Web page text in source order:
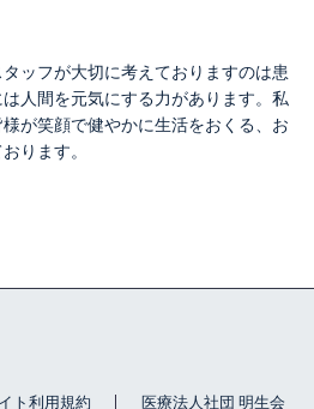
ッフが大切に考えておりますのは患
人間を元気にする力があります。私
が笑顔で健やかに生活をおくる、お
ります。
ト利用規約 医療法人社団 明生会